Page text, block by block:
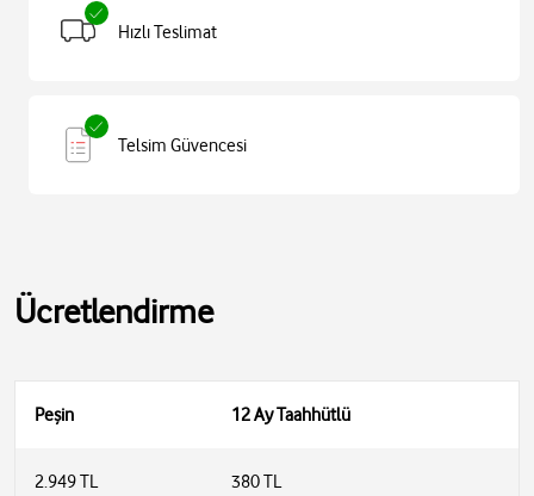
Hızlı Teslimat
Telsim Güvencesi
Ücretlendirme
Peşin 12 Ay Taahhütlü
2.949 TL 380 TL